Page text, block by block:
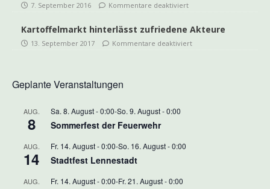
7. September 2016 Kommentare deaktiviert
Kartoffelmarkt hinterlässt zufriedene Akteure
13. September 2017 Kommentare deaktiviert
Geplante Veranstaltungen
AUG.
8
Sa. 8. August - 0:00-So. 9. August - 0:00
Sommerfest der Feuerwehr
AUG.
14
Fr. 14. August - 0:00-So. 16. August - 0:00
Stadtfest Lennestadt
AUG. Fr. 14. August - 0:00-Fr. 21. August - 0:00